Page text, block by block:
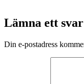
Lämna ett svar
Din e-postadress